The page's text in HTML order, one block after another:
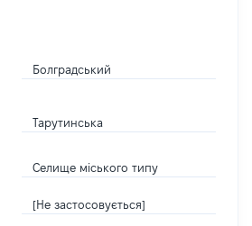
Болградський
Тарутинська
Селище міського типу
[Не застосовується]